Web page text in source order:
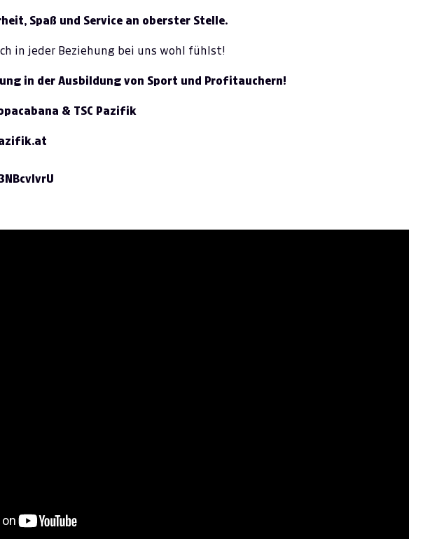
Spaß und Service an oberster Stelle.
in jeder Beziehung bei uns wohl fühlst!
in der Ausbildung von Sport und Profitauchern!
& TSC Pazifik